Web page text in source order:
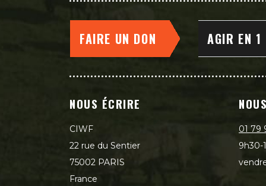
FAIRE UN DON AGIR EN 1
NOUS ÉCRIRE
CIWF
22 rue du Sentier
75002 PARIS
France
01 79
9h30-